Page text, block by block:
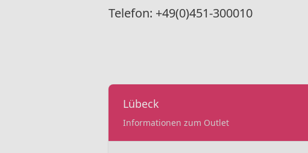
Telefon: +49(0)451-300010
Lübeck
Informationen zum Outlet